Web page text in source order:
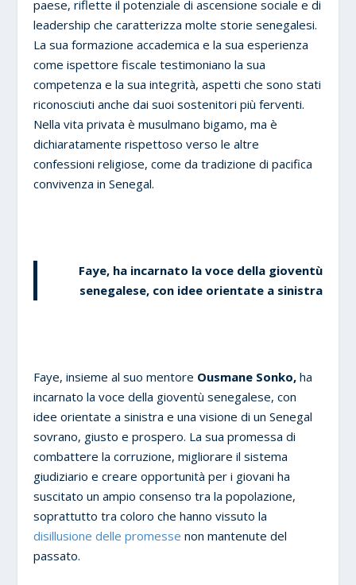
paese, riflette il potenziale di ascensione sociale e di
leadership che caratterizza molte storie senegalesi.
La sua formazione accademica e la sua esperienza
come ispettore fiscale testimoniano la sua
competenza e la sua integrità, aspetti che sono stati
riconosciuti anche dai suoi sostenitori più ferventi.
Nella vita privata è musulmano bigamo, ma è
dichiaratamente rispettoso verso le altre
confessioni religiose, come da tradizione di pacifica
convivenza in Senegal.
Faye, ha incarnato la voce della gioventù
senegalese, con idee orientate a sinistra
Faye, insieme al suo mentore Ousmane Sonko, ha
incarnato la voce della gioventù senegalese, con
idee orientate a sinistra e una visione di un Senegal
sovrano, giusto e prospero. La sua promessa di
combattere la corruzione, migliorare il sistema
giudiziario e creare opportunità per i giovani ha
suscitato un ampio consenso tra la popolazione,
soprattutto tra coloro che hanno vissuto la
disillusione delle promesse non mantenute del
passato.